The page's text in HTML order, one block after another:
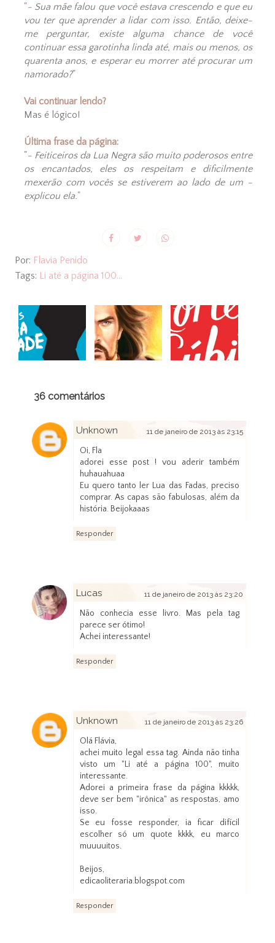
"- Sua mãe falou que você estava crescendo e que eu
vou ter que aprender a lidar com isso. Então, deixe-
me perguntar, existe alguma chance de você
continuar essa garotinha linda até, mais ou menos, os
quarenta anos, e esperar eu morrer até procurar um
namorado?"
Vai continuar lendo?
Mas é lógico!
Última frase da página:
"- Feiticeiros da Lua Negra são muito poderosos entre
os encantados, eles os respeitam e dificilmente
mexerão com vocês se estiverem ao lado de um -
explicou ela."
Por: Flavia Penido
Tags: Li até a página 100...
36 comentários
Unknown 11 de janeiro de 2013 às 23:15
Oi, Fla
adorei esse post ! vou aderir também
huhauahuaa
Eu quero tanto ler Lua das Fadas, preciso
comprar. As capas são fabulosas, além da
história. Beijokaaas
Responder
Lucas 11 de janeiro de 2013 às 23:20
Não conhecia esse livro. Mas pela tag
parece ser ótimo!
Achei interessante!
Responder
Unknown 11 de janeiro de 2013 às 23:26
Olá Flávia,
achei muito legal essa tag. Ainda não tinha
visto um "Li até a página 100", muito
interessante.
Adorei a primeira frase da página kkkkk,
deve ser bem "irônica" as respostas, amo
isso.
Se eu fosse responder, ia ficar difícil
escolher só um quote kkkk, eu marco
muuuuitos.
Beijos,
edicaoliteraria.blogspot.com
Responder